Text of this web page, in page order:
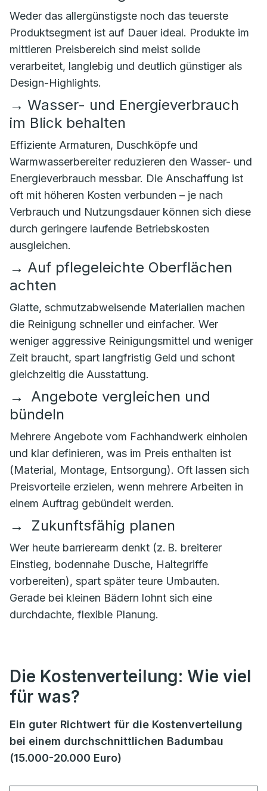
Weder das allergünstigste noch das teuerste
Produktsegment ist auf Dauer ideal. Produkte im
mittleren Preisbereich sind meist solide
verarbeitet, langlebig und deutlich günstiger als
Design-Highlights.
→ Wasser- und Energieverbrauch
im Blick behalten
Effiziente Armaturen, Duschköpfe und
Warmwasserbereiter reduzieren den Wasser- und
Energieverbrauch messbar. Die Anschaffung ist
oft mit höheren Kosten verbunden – je nach
Verbrauch und Nutzungsdauer können sich diese
durch geringere laufende Betriebskosten
ausgleichen.
→ Auf pflegeleichte Oberflächen
achten
Glatte, schmutzabweisende Materialien machen
die Reinigung schneller und einfacher. Wer
weniger aggressive Reinigungsmittel und weniger
Zeit braucht, spart langfristig Geld und schont
gleichzeitig die Ausstattung.
→ Angebote vergleichen und
bündeln
Mehrere Angebote vom Fachhandwerk einholen
und klar definieren, was im Preis enthalten ist
(Material, Montage, Entsorgung). Oft lassen sich
Preisvorteile erzielen, wenn mehrere Arbeiten in
einem Auftrag gebündelt werden.
→ Zukunftsfähig planen
Wer heute barrierearm denkt (z. B. breiterer
Einstieg, bodennahe Dusche, Haltegriffe
vorbereiten), spart später teure Umbauten.
Gerade bei kleinen Bädern lohnt sich eine
durchdachte, flexible Planung.
Die Kostenverteilung: Wie viel
für was?
Ein guter Richtwert für die Kostenverteilung
bei einem durchschnittlichen Badumbau
(15.000-20.000 Euro)